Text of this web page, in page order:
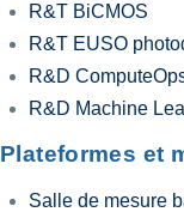
R&T BiCMOS
R&T EUSO
R&D
R&D Machine
Plateformes et
Salle de mesure